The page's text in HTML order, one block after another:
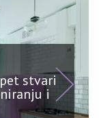
pet stvari
i